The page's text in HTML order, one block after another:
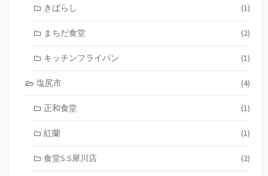
きばらし (1)
まちだ食堂 (2)
キッチンフライパン (1)
塩尻市 (4)
正和食堂 (1)
紅蘭 (1)
食堂S.S犀川店 (2)